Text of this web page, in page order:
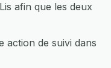
afin que les deux
action de suivi dans